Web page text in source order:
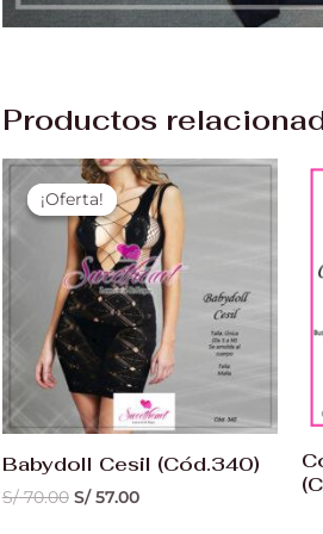
Productos
¡Oferta!
¡Oferta!
Babydoll Cesil (Cód.340)
S/70.00
El
precio
original
era:
S/ 70.00.
S/57.00
El
precio
actual
es:
S/ 57.00.